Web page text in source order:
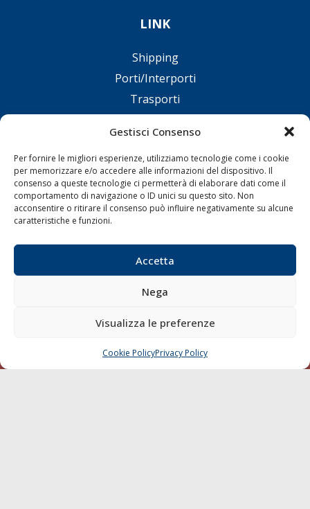
Gestisci Consenso
Per fornire le migliori esperienze, utilizziamo tecnologie come i cookie
per memorizzare e/o accedere alle informazioni del dispositivo. Il
consenso a queste tecnologie ci permetterà di elaborare dati come il
comportamento di navigazione o ID unici su questo sito. Non
acconsentire o ritirare il consenso può influire negativamente su alcune
caratteristiche e funzioni.
Accetta
Nega
Visualizza le preferenze
Cookie PolicyPrivacy Policy
LINK
Shipping
Porti/Interporti
Trasporti
Varie
Sostenibilità
Compagnie di Navigazione
Blue economy
Diporto
Contatti
SEGUI
CHIAMA SCRIVI